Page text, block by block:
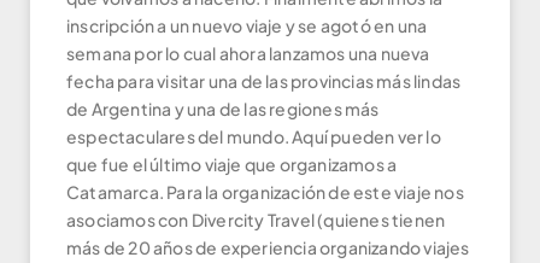
inscripción a un nuevo viaje y se agotó en una
semana por lo cual ahora lanzamos una nueva
fecha para visitar una de las provincias más lindas
de Argentina y una de las regiones más
espectaculares del mundo. Aquí pueden ver lo
que fue el último viaje que organizamos a
Catamarca. Para la organización de este viaje nos
asociamos con Divercity Travel (quienes tienen
más de 20 años de experiencia organizando viajes